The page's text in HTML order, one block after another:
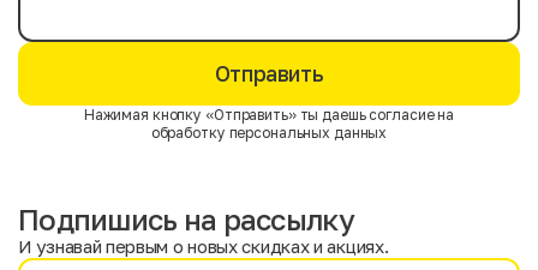
Отправить
Нажимая кнопку «Отправить» ты даешь согласие на
обработку персональных данных
Подпишись на рассылку
И узнавай первым о новых скидках и акциях.